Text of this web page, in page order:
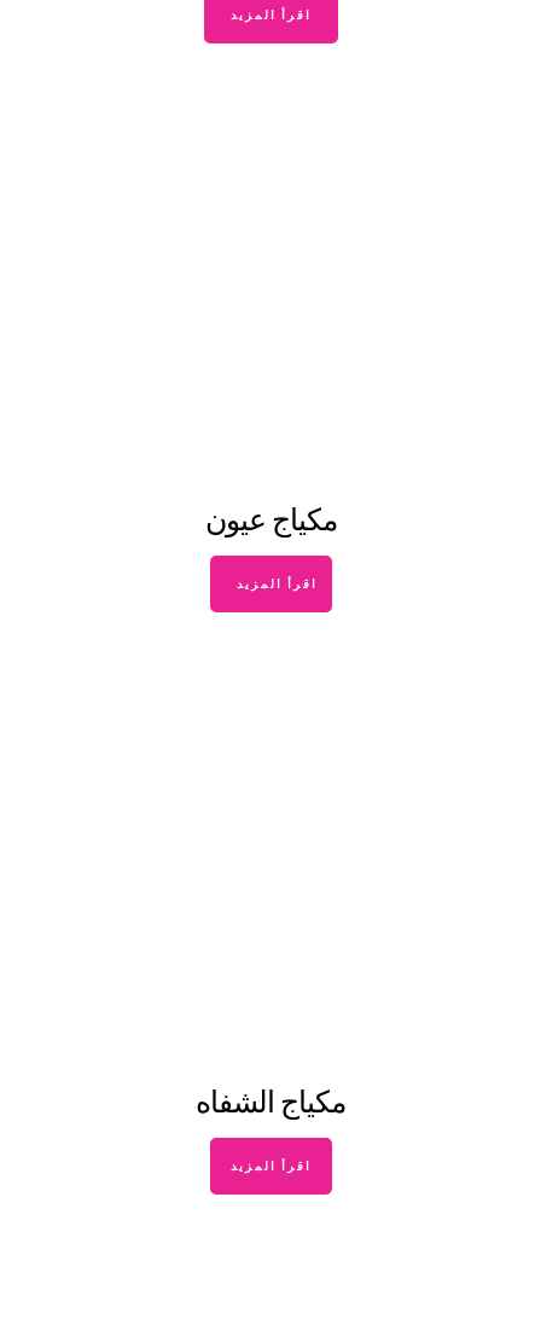
اقرأ المزيد
مكياج عيون
اقرأ المزيد
مكياج الشفاه
اقرأ المزيد